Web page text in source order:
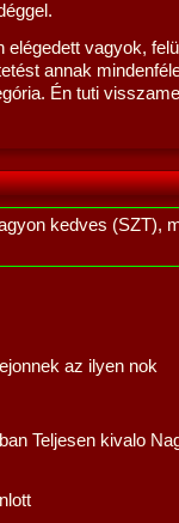
elégedett vagyok,
annak
Én tuti
kedves (SZT),
az ilyen nok
Teljesen kivalo